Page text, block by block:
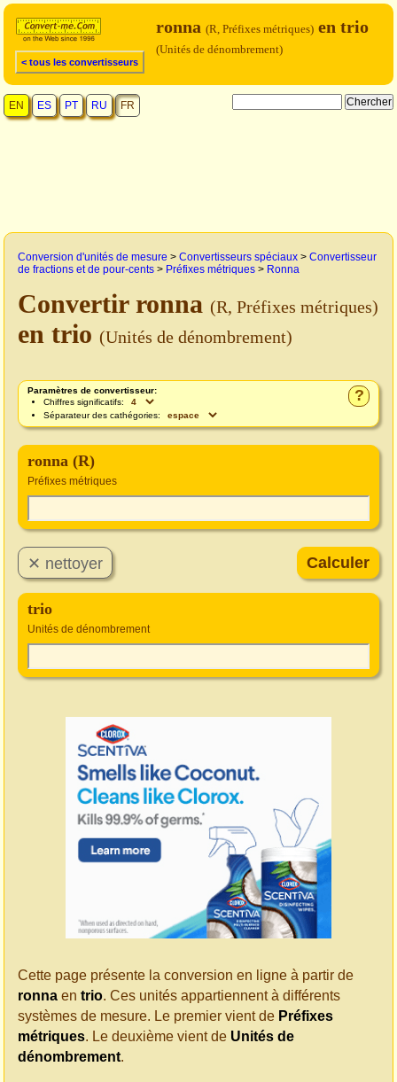
< tous les convertisseurs
ronna (R, Préfixes métriques) en trio
(Unités de dénombrement)
EN ES PT RU FR
Conversion d'unités de mesure > Convertisseurs spéciaux > Convertisseur
de fractions et de pour-cents > Préfixes métriques > Ronna
Convertir ronna (R, Préfixes métriques)
en trio (Unités de dénombrement)
?
Paramètres de convertisseur:
Chiffres significatifs:
Séparateur des cathégories:
ronna (R)
Préfixes métriques
trio
Unités de dénombrement
Cette page présente la conversion en ligne à partir de
ronna en trio. Ces unités appartiennent à différents
systèmes de mesure. Le premier vient de Préfixes
métriques. Le deuxième vient de Unités de
dénombrement.